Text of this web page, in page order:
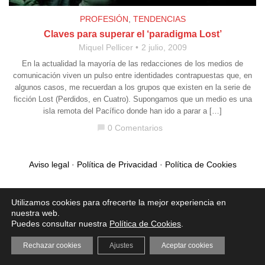
PROFESIÓN, TENDENCIAS
Claves para superar el ‘paradigma Lost’
Miquel Pellicer 2 julio, 2009
En la actualidad la mayoría de las redacciones de los medios de
comunicación viven un pulso entre identidades contrapuestas que, en
algunos casos, me recuerdan a los grupos que existen en la serie de
ficción Lost (Perdidos, en Cuatro). Supongamos que un medio es una
isla remota del Pacífico donde han ido a parar a […]
chat_bubble 0 Comentarios
Aviso legal· Política de Privacidad · Política de Cookies
Utilizamos cookies para ofrecerte la mejor experiencia en
nuestra web.
Puedes consultar nuestra Política de Cookies
Aceptar cookies
Rechazar cookies Ajustes